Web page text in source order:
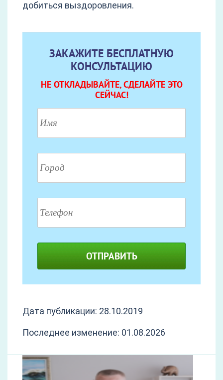
добиться выздоровления.
ЗАКАЖИТЕ БЕСПЛАТНУЮ
КОНСУЛЬТАЦИЮ
НЕ ОТКЛАДЫВАЙТЕ, СДЕЛАЙТЕ ЭТО
СЕЙЧАС!
ОТПРАВИТЬ
Дата публикации: 28.10.2019
Последнее изменение: 01.08.2026